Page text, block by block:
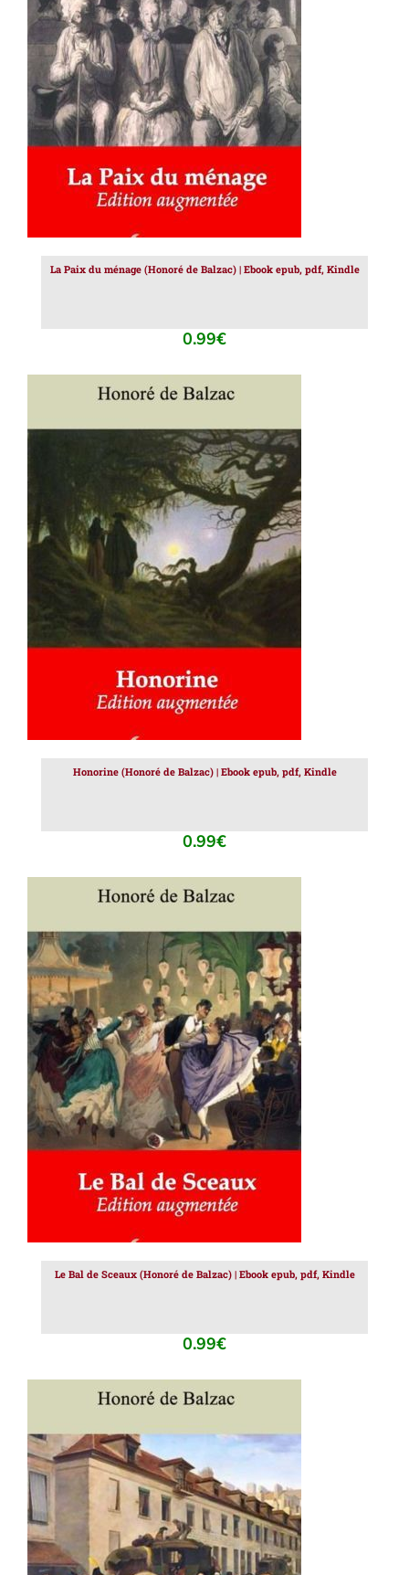
AJOUTER AU PANIER / DÉTAILS
La Paix du ménage (Honoré de Balzac) | Ebook epub, pdf, Kindle
0.99€
AJOUTER AU PANIER / DÉTAILS
Honorine (Honoré de Balzac) | Ebook epub, pdf, Kindle
0.99€
AJOUTER AU PANIER / DÉTAILS
Le Bal de Sceaux (Honoré de Balzac) | Ebook epub, pdf, Kindle
0.99€
AJOUTER AU PANIER DÉTAILS